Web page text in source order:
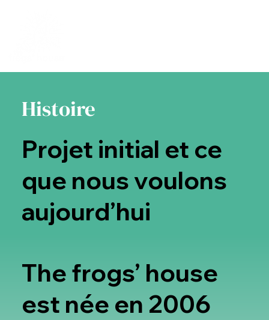
Histoire
Projet initial et ce
que nous voulons
aujourd’hui
The frogs’ house
est née en 2006